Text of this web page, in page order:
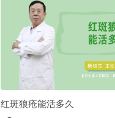
红斑狼疮能活多久